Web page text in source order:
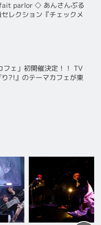
parlor ◇ あんさんぶる
レクション『チェックメ
フェ」初開催決定！！ TV
?!』のテーマカフェが東